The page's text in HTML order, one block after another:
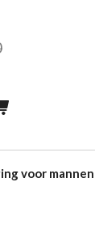
voor mannen